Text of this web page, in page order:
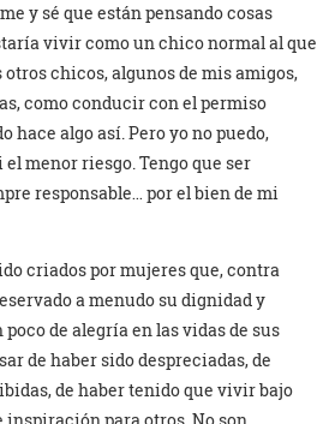
y sé que están pensando cosas
vivir como un chico normal al que
otros chicos, algunos de mis amigos,
como conducir con el permiso
hace algo así. Pero yo no puedo,
menor riesgo. Tengo que ser
responsable… por el bien de mi
criados por mujeres que, contra
a menudo su dignidad y
de alegría en las vidas de sus
de haber sido despreciadas, de
de haber tenido que vivir bajo
inspiración para otros. No son